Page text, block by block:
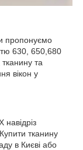
пропонуємо
630, 650,680
та
вікон у
тканину
в Києві або